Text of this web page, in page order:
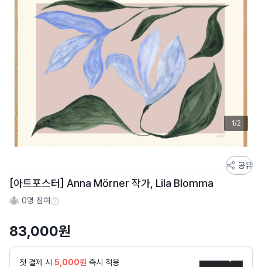
1/2
토
어
스
리
상
공유
[아트포스터] Anna Mörner 작가, Lila Blomma
0명 참여참여 수 정보
83,000원
첫 결제 시 5,000원 즉시 적용